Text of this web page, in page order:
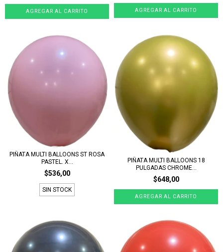
PIÑATA MULTI BALLOONS ST ROSA
PASTEL. X...
$536,00
SIN STOCK
PIÑATA MULTI BALLOONS 18
PULGADAS CHROME...
$648,00